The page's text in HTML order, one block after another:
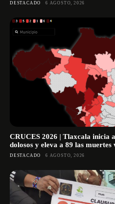
DESTACADO 6 AGOSTO, 2026
CRUCES 2026 | Tlaxcala inicia
dolosos y eleva a 89 las muertes
DESTACADO 6 AGOSTO, 2026